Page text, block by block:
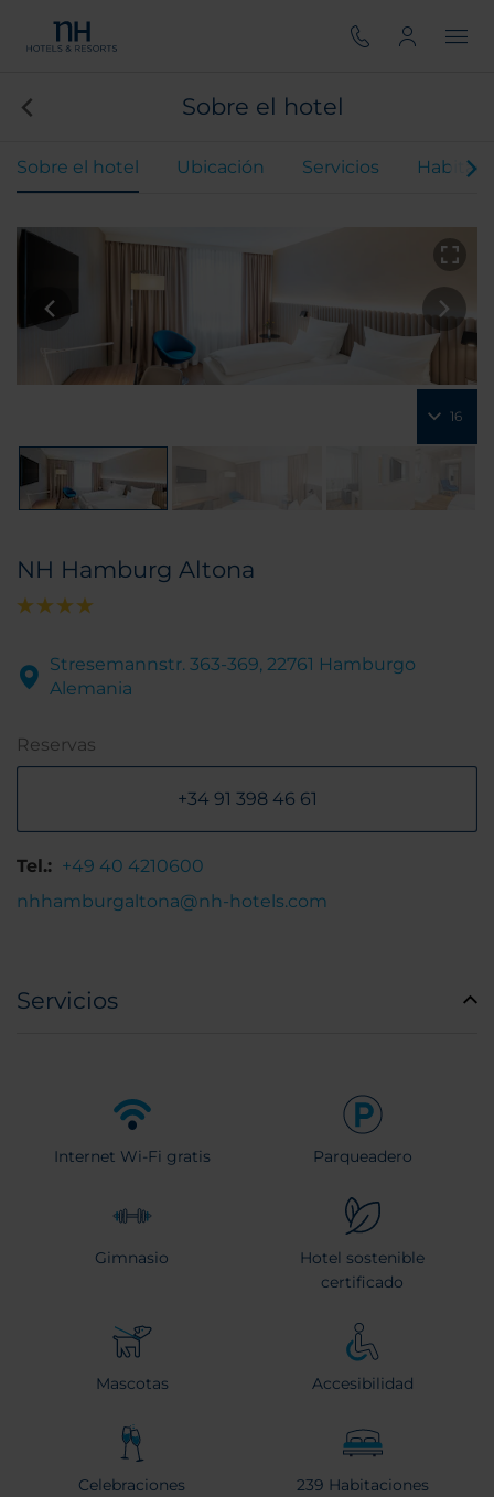
Sobre el hotel
Sobre el hotel Ubicación Servicios
16
NH Hamburg Altona
Stresemannstr. 363-369, 22761 Hamburgo
Alemania
Reservas
+34 91 398 46 61
Tel.: +49 40 4210600
nhhamburgaltona@nh-hotels.com
Servicios
Internet Wi-Fi gratis Parqueadero
Gimnasio
Hotel sostenible
certificado
Mascotas Accesibilidad
Celebraciones 239 Habitaciones